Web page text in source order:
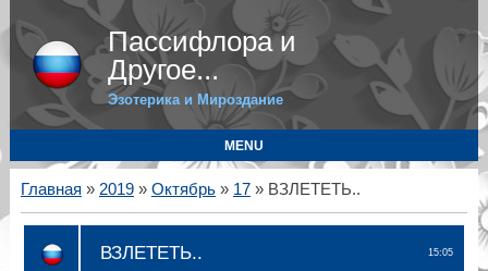
Пассифлора и
Другое...
Эзотерика и Мироздание
MENU
Главная » 2019 » Октябрь » 17» ВЗЛЕТЕТЬ..
15:05
ВЗЛЕТЕТЬ..